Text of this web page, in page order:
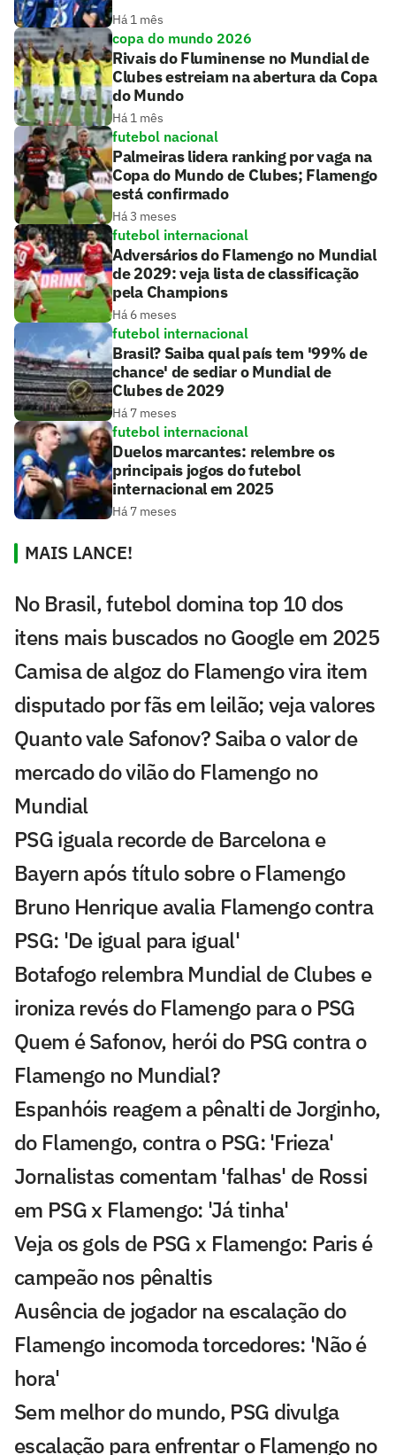
Há 1 mês
copa do mundo 2026
Rivais do Fluminense no Mundial de
Clubes estreiam na abertura da Copa
do Mundo
Há 1 mês
futebol nacional
Palmeiras lidera ranking por vaga na
Copa do Mundo de Clubes; Flamengo
está confirmado
Há 3 meses
futebol internacional
Adversários do Flamengo no Mundial
de 2029: veja lista de classificação
pela Champions
Há 6 meses
futebol internacional
Brasil? Saiba qual país tem '99% de
chance' de sediar o Mundial de
Clubes de 2029
Há 7 meses
futebol internacional
Duelos marcantes: relembre os
principais jogos do futebol
internacional em 2025
Há 7 meses
MAIS LANCE!
No Brasil, futebol domina top 10 dos
itens mais buscados no Google em 2025
Camisa de algoz do Flamengo vira item
disputado por fãs em leilão; veja valores
Quanto vale Safonov? Saiba o valor de
mercado do vilão do Flamengo no
Mundial
PSG iguala recorde de Barcelona e
Bayern após título sobre o Flamengo
Bruno Henrique avalia Flamengo contra
PSG: 'De igual para igual'
Botafogo relembra Mundial de Clubes e
ironiza revés do Flamengo para o PSG
Quem é Safonov, herói do PSG contra o
Flamengo no Mundial?
Espanhóis reagem a pênalti de Jorginho,
do Flamengo, contra o PSG: 'Frieza'
Jornalistas comentam 'falhas' de Rossi
em PSG x Flamengo: 'Já tinha'
Veja os gols de PSG x Flamengo: Paris é
campeão nos pênaltis
Ausência de jogador na escalação do
Flamengo incomoda torcedores: 'Não é
hora'
Sem melhor do mundo, PSG divulga
escalação para enfrentar o Flamengo no